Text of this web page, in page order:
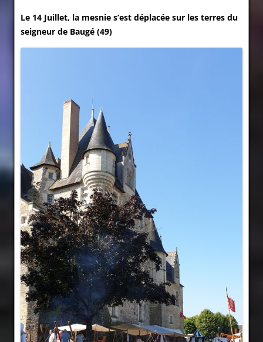
Le 14 Juillet, la mesnie s’est déplacée sur les terres du
seigneur de Baugé (49)